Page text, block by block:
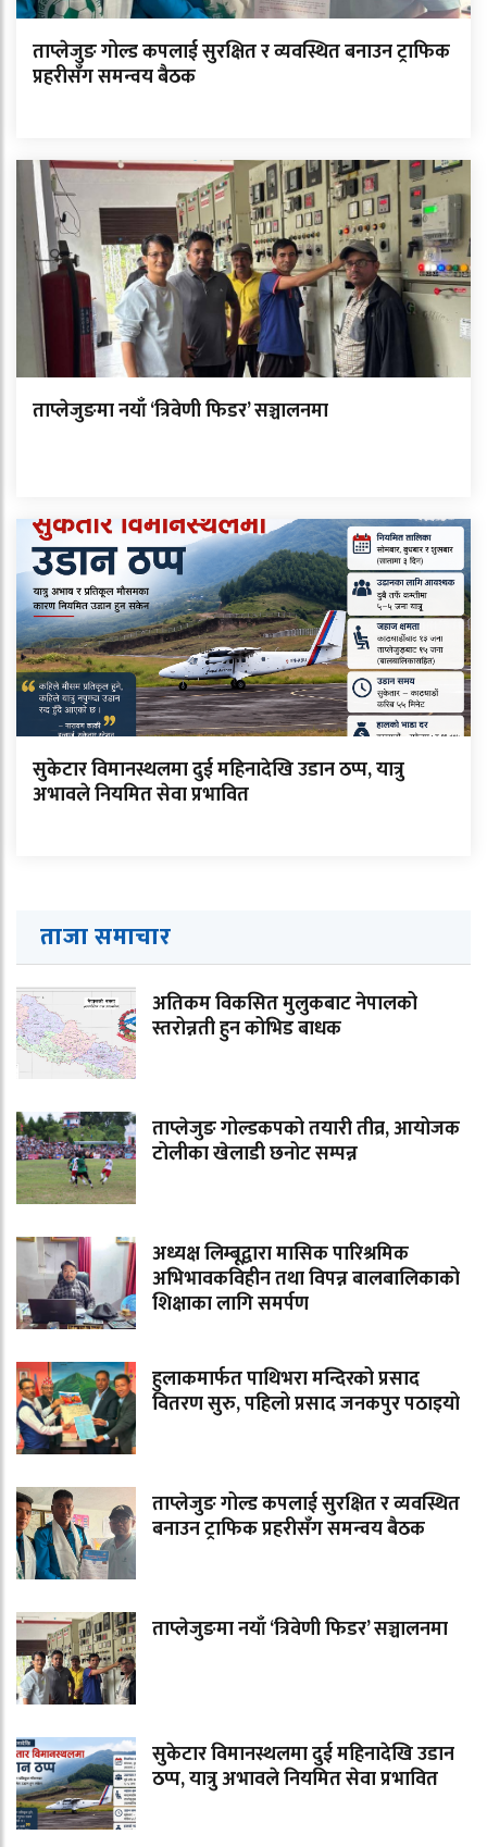
ताप्लेजुङ गोल्ड कपलाई सुरक्षित र व्यवस्थित बनाउन ट्राफिक
प्रहरीसँग समन्वय बैठक
ताप्लेजुङमा नयाँ ‘त्रिवेणी फिडर’ सञ्चालनमा
सुकेटार विमानस्थलमा दुई महिनादेखि उडान ठप्प, यात्रु
अभावले नियमित सेवा प्रभावित
ताजा समाचार
अतिकम विकसित मुलुकबाट नेपालको
स्तरोन्नती हुन कोभिड बाधक
ताप्लेजुङ गोल्डकपको तयारी तीव्र, आयोजक
टोलीका खेलाडी छनोट सम्पन्न
अध्यक्ष लिम्बूद्वारा मासिक पारिश्रमिक
अभिभावकविहीन तथा विपन्न बालबालिकाको
शिक्षाका लागि समर्पण
हुलाकमार्फत पाथिभरा मन्दिरको प्रसाद
वितरण सुरु, पहिलो प्रसाद जनकपुर पठाइयो
ताप्लेजुङ गोल्ड कपलाई सुरक्षित र व्यवस्थित
बनाउन ट्राफिक प्रहरीसँग समन्वय बैठक
ताप्लेजुङमा नयाँ ‘त्रिवेणी फिडर’ सञ्चालनमा
सुकेटार विमानस्थलमा दुई महिनादेखि उडान
ठप्प, यात्रु अभावले नियमित सेवा प्रभावित